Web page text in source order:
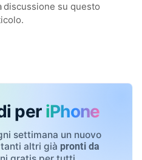
discussione su questo
per iPhone
settimana un nuovo
altri già pronti da